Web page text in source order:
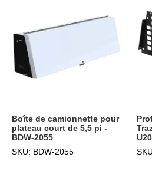
Boîte de camionnette pour
plateau court de 5,5 pi -
BDW-2055
SKU: BDW-2055